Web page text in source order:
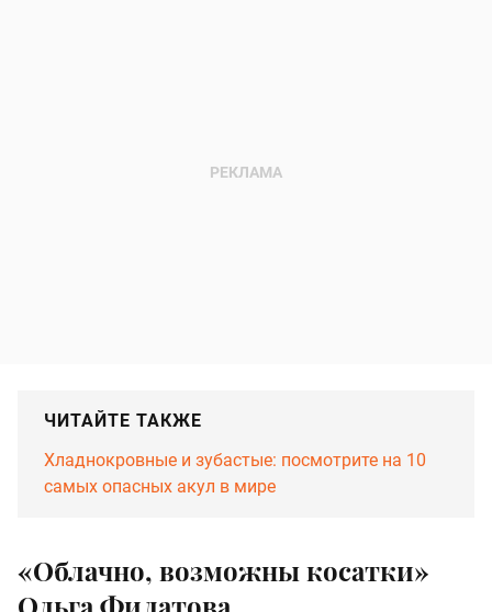
ЧИТАЙТЕ ТАКЖЕ
Хладнокровные и зубастые: посмотрите на 10
самых опасных акул в мире
«Облачно, возможны косатки»